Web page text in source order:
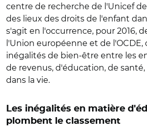
centre de recherche de l'Unicef
des lieux des droits de l'enfant
s'agit en l'occurrence, pour 2016,
l'Union européenne et de l'OCDE,
inégalités de bien-être entre les
de revenus, d'éducation, de
dans la vie.
Les inégalités en matière
plombent le classement